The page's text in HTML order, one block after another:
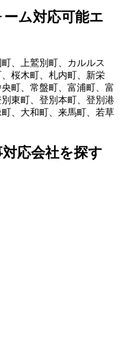
ム対応可能エ
町 上鷲別町
カルルス
桜木町 札内町
新栄
央町 常盤町 富浦町
富
別東町 登別本町
登別港
町 大和町 来馬町
若草
対応会社を探す